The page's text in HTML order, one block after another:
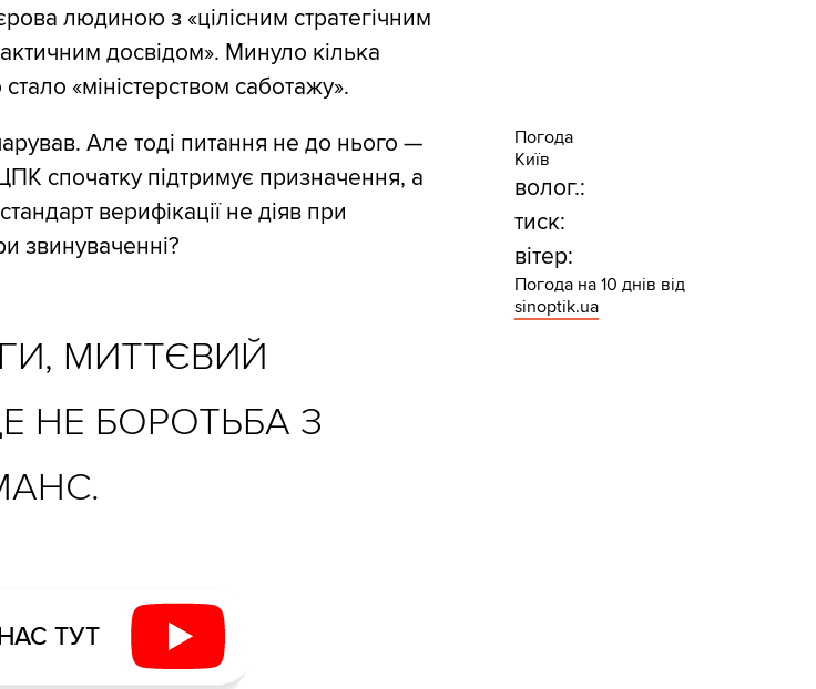
людиною з «цілісним стратегічним
досвідом». Минуло кілька
«міністерством саботажу».
Але тоді питання не до нього —
спочатку підтримує призначення, а
верифікації не діяв при
звинуваченні?
МИТТЄВИЙ
НЕ БОРОТЬБА З
ТУТ
Погода
Київ
волог.:
тиск:
вітер:
Погода на 10 днів від
sinoptik.ua